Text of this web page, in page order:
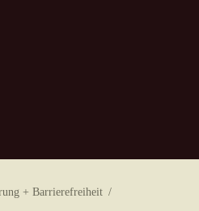
+ Barrierefreiheit